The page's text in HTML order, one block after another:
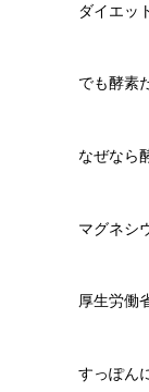
ダイエッ
でも酵素
なぜなら
マグネシ
厚生労働
すっぽん